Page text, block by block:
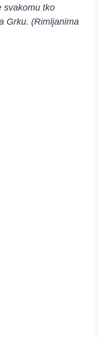
svakomu tko
Grku. (Rimljanima